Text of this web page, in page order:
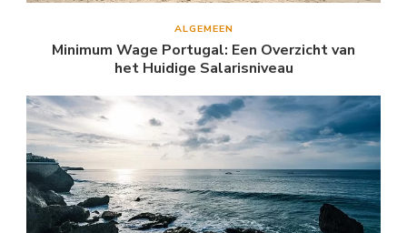
ALGEMEEN
Minimum Wage Portugal: Een Overzicht van
het Huidige Salarisniveau